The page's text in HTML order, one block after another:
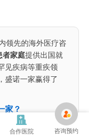
领先的海外医疗咨
者家庭提供出国就
见疾病等重疾领
盛诺一家赢得了
家？
家医院网络
，不局
合作医院 咨询预约